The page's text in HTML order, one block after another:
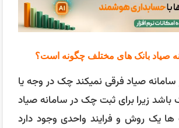
صیاد بانک های مختلف چگونه است؟
صیاد فرقی نمیکند چک در وجه یا
باشد زیرا برای ثبت چک در سامانه صیاد
ها یک روش و فرایند واحدی وجود دارد